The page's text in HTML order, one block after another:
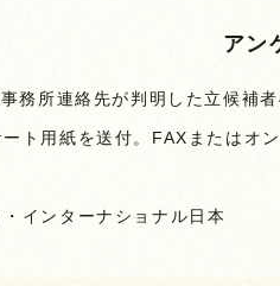
アン
務所連絡先が判明した立候補
ト用紙を送付。FAXまたはオ
インターナショナル日本